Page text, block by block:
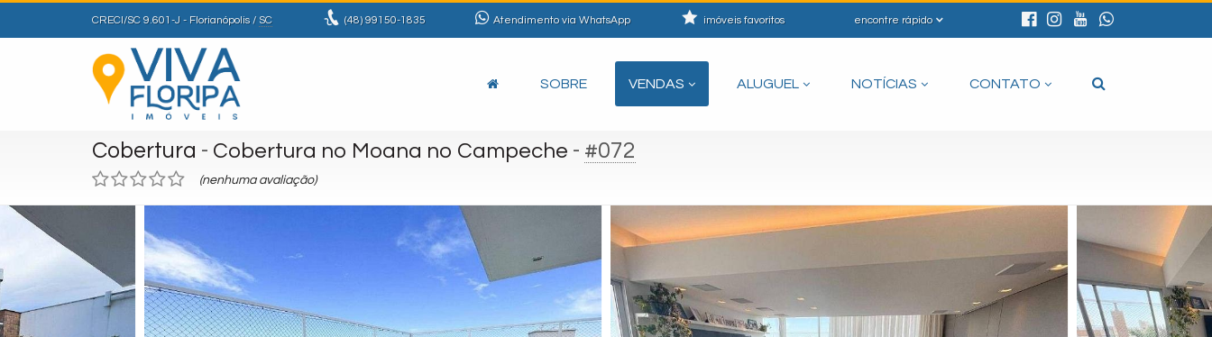
CRECI/SC 9.601-J - Florianópolis / SC (48)99150-1835 Atendimento via WhatsApp encontre rápido
imóveis favoritos
SOBRE VENDAS ALUGUEL NOTÍCIAS CONTATO
Cobertura - Cobertura no Moana no Campeche - #072
(nenhuma avaliação)